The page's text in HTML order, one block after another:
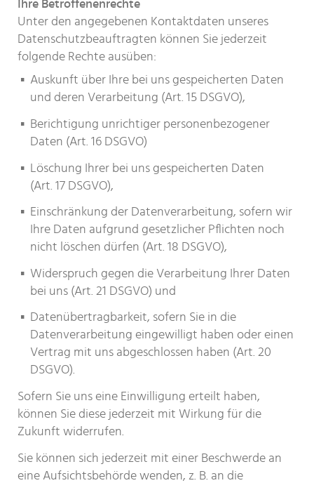
Ihre Betroffenenrechte
Unter den angegebenen Kontaktdaten unseres
Datenschutzbeauftragten können Sie jederzeit
folgende Rechte ausüben:
Auskunft über Ihre bei uns gespeicherten Daten
und deren Verarbeitung (Art. 15 DSGVO),
Berichtigung unrichtiger personenbezogener
Daten (Art. 16 DSGVO)
Löschung Ihrer bei uns gespeicherten Daten
(Art. 17 DSGVO),
Einschränkung der Datenverarbeitung, sofern wir
Ihre Daten aufgrund gesetzlicher Pflichten noch
nicht löschen dürfen (Art. 18 DSGVO),
Widerspruch gegen die Verarbeitung Ihrer Daten
bei uns (Art. 21 DSGVO) und
Datenübertragbarkeit, sofern Sie in die
Datenverarbeitung eingewilligt haben oder einen
Vertrag mit uns abgeschlossen haben (Art. 20
DSGVO).
Sofern Sie uns eine Einwilligung erteilt haben,
können Sie diese jederzeit mit Wirkung für die
Zukunft widerrufen.
Sie können sich jederzeit mit einer Beschwerde an
eine Aufsichtsbehörde wenden, z. B. an die